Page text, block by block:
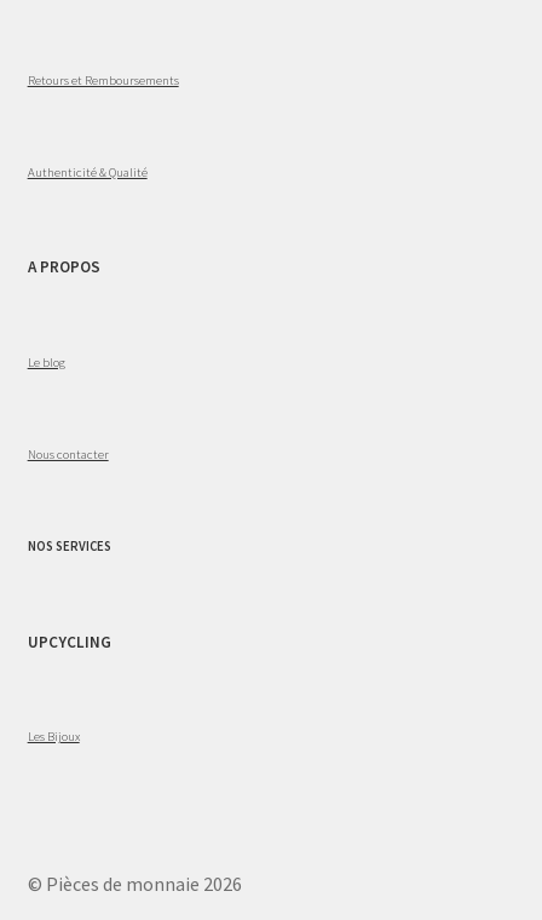
Retours et Remboursements
Authenticité & Qualité
A PROPOS
Le blog
Nous contacter
NOS SERVICES
UPCYCLING
Les Bijoux
© Pièces de monnaie 2026